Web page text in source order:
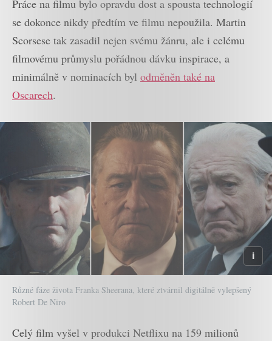
Práce na filmu bylo opravdu dost a spousta technologií
se dokonce nikdy předtím ve filmu nepoužila. Martin
Scorsese tak zasadil nejen svému žánru, ale i celému
filmovému průmyslu pořádnou dávku inspirace, a
minimálně v nominacích byl odměněn také na
Oscarech.
Různé fáze života Franka Sheerana, které ztvárnil digitálně vylepšený
Robert De Niro
Celý film vyšel v produkci Netflixu na 159 milionů